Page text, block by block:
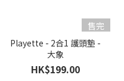
售完
Playette - 2合1 護頭墊 -
大象
HK$199.00